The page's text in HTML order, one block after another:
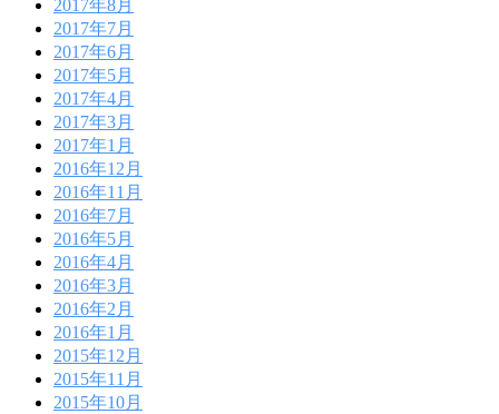
2017年8月
2017年7月
2017年6月
2017年5月
2017年4月
2017年3月
2017年1月
2016年12月
2016年11月
2016年7月
2016年5月
2016年4月
2016年3月
2016年2月
2016年1月
2015年12月
2015年11月
2015年10月